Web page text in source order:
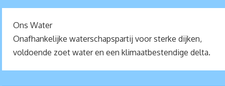
Ons Water
Onafhankelijke waterschapspartij voor sterke dijken,
voldoende zoet water en een klimaatbestendige delta.